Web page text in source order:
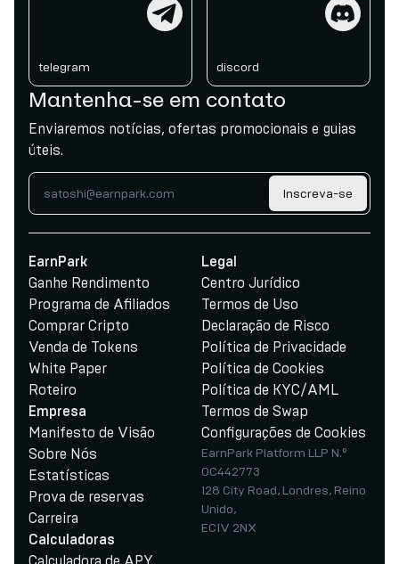
telegram discord
Mantenha-se em contato
Enviaremos notícias, ofertas promocionais e guias
úteis.
Inscreva-se
EarnPark
Ganhe Rendimento
Programa de Afiliados
Comprar Cripto
Venda de Tokens
White Paper
Roteiro
Empresa
Manifesto de Visão
Sobre Nós
Estatísticas
Prova de reservas
Carreira
Calculadoras
Legal
Centro Jurídico
Termos de Uso
Declaração de Risco
Política de Privacidade
Política de Cookies
Política de KYC/AML
Termos de Swap
Configurações de Cookies
EarnPark Platform LLP N.º
OC442773
128 City Road, Londres, Reino
Unido,
EC1V 2NX